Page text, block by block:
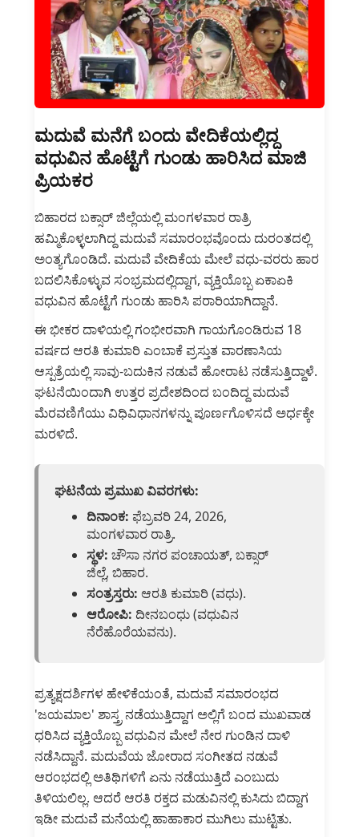
ಮದುವೆ ಮನೆಗೆ ಬಂದು ವೇದಿಕೆಯಲ್ಲಿದ್ದ
ವಧುವಿನ ಹೊಟ್ಟೆಗೆ ಗುಂಡು ಹಾರಿಸಿದ ಮಾಜಿ
ಪ್ರಿಯಕರ
ಬಿಹಾರದ ಬಕ್ಸಾರ್ ಜಿಲ್ಲೆಯಲ್ಲಿ ಮಂಗಳವಾರ ರಾತ್ರಿ
ಹಮ್ಮಿಕೊಳ್ಳಲಾಗಿದ್ದ ಮದುವೆ ಸಮಾರಂಭವೊಂದು ದುರಂತದಲ್ಲಿ
ಅಂತ್ಯಗೊಂಡಿದೆ. ಮದುವೆ ವೇದಿಕೆಯ ಮೇಲೆ ವಧು-ವರರು ಹಾರ
ಬದಲಿಸಿಕೊಳ್ಳುವ ಸಂಭ್ರಮದಲ್ಲಿದ್ದಾಗ, ವ್ಯಕ್ತಿಯೊಬ್ಬ ಏಕಾಏಕಿ
ವಧುವಿನ ಹೊಟ್ಟೆಗೆ ಗುಂಡು ಹಾರಿಸಿ ಪರಾರಿಯಾಗಿದ್ದಾನೆ.
ಈ ಭೀಕರ ದಾಳಿಯಲ್ಲಿ ಗಂಭೀರವಾಗಿ ಗಾಯಗೊಂಡಿರುವ 18
ವರ್ಷದ ಆರತಿ ಕುಮಾರಿ ಎಂಬಾಕೆ ಪ್ರಸ್ತುತ ವಾರಣಾಸಿಯ
ಆಸ್ಪತ್ರೆಯಲ್ಲಿ ಸಾವು-ಬದುಕಿನ ನಡುವೆ ಹೋರಾಟ ನಡೆಸುತ್ತಿದ್ದಾಳೆ.
ಘಟನೆಯಿಂದಾಗಿ ಉತ್ತರ ಪ್ರದೇಶದಿಂದ ಬಂದಿದ್ದ ಮದುವೆ
ಮೆರವಣಿಗೆಯು ವಿಧಿವಿಧಾನಗಳನ್ನು ಪೂರ್ಣಗೊಳಿಸದೆ ಅರ್ಧಕ್ಕೇ
ಮರಳಿದೆ.
ಘಟನೆಯ ಪ್ರಮುಖ ವಿವರಗಳು:
ದಿನಾಂಕ: ಫೆಬ್ರವರಿ 24, 2026,
ಮಂಗಳವಾರ ರಾತ್ರಿ.
ಸ್ಥಳ: ಚೌಸಾ ನಗರ ಪಂಚಾಯತ್, ಬಕ್ಸಾರ್
ಜಿಲ್ಲೆ, ಬಿಹಾರ.
ಸಂತ್ರಸ್ತರು: ಆರತಿ ಕುಮಾರಿ (ವಧು).
ಆರೋಪಿ: ದೀನಬಂಧು (ವಧುವಿನ
ನೆರೆಹೊರೆಯವನು).
ಪ್ರತ್ಯಕ್ಷದರ್ಶಿಗಳ ಹೇಳಿಕೆಯಂತೆ, ಮದುವೆ ಸಮಾರಂಭದ
'ಜಯಮಾಲ' ಶಾಸ್ತ್ರ ನಡೆಯುತ್ತಿದ್ದಾಗ ಅಲ್ಲಿಗೆ ಬಂದ ಮುಖವಾಡ
ಧರಿಸಿದ ವ್ಯಕ್ತಿಯೊಬ್ಬ ವಧುವಿನ ಮೇಲೆ ನೇರ ಗುಂಡಿನ ದಾಳಿ
ನಡೆಸಿದ್ದಾನೆ. ಮದುವೆಯ ಜೋರಾದ ಸಂಗೀತದ ನಡುವೆ
ಆರಂಭದಲ್ಲಿ ಅತಿಥಿಗಳಿಗೆ ಏನು ನಡೆಯುತ್ತಿದೆ ಎಂಬುದು
ತಿಳಿಯಲಿಲ್ಲ. ಆದರೆ ಆರತಿ ರಕ್ತದ ಮಡುವಿನಲ್ಲಿ ಕುಸಿದು ಬಿದ್ದಾಗ
ಇಡೀ ಮದುವೆ ಮನೆಯಲ್ಲಿ ಹಾಹಾಕಾರ ಮುಗಿಲು ಮುಟ್ಟಿತು.